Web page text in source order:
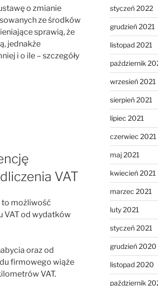
o zmianie
ze środków
sprawią, że
jednakże
i o ile – szczegóły
VAT
możliwość
VAT od wydatków
oraz od
firmowego wiąże
VAT.
styczeń 2022
grudzień 2021
listopad 2021
październik
wrzesień 2021
sierpień 2021
lipiec 2021
czerwiec 2021
maj 2021
kwiecień 2021
marzec 2021
luty 2021
styczeń 2021
grudzień 2020
listopad 2020
październik